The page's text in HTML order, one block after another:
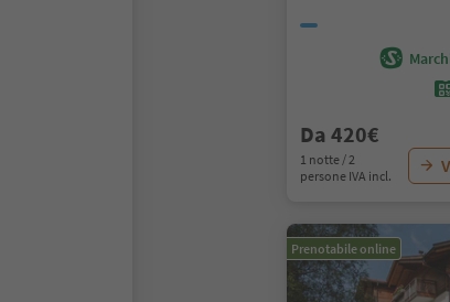
Da 420€
1 notte / 2
persone IVA incl.
Prenotabile online